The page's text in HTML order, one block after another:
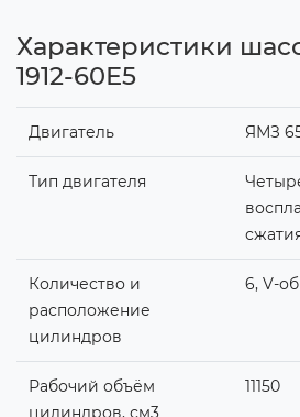
Характеристики
1912-60Е5
Двигатель ЯМЗ
Тип двигателя
Количество и
расположение
цилиндров
6, V-
Рабочий объём
цилиндров, см3
11150